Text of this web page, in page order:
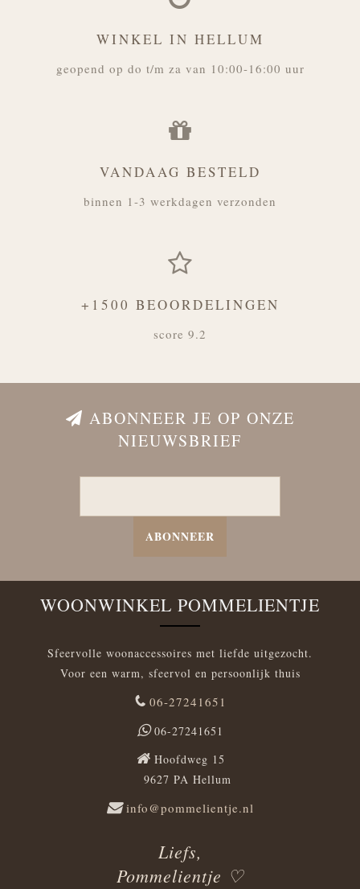
WINKEL IN HELLUM
geopend op do t/m za van 10:00-16:00 uur
VANDAAG BESTELD
binnen 1-3 werkdagen verzonden
+1500 BEOORDELINGEN
score 9.2
ABONNEER JE OP ONZE
NIEUWSBRIEF
ABONNEER
WOONWINKEL POMMELIENTJE
Sfeervolle woonaccessoires met liefde uitgezocht.
Voor een warm, sfeervol en persoonlijk thuis
06-27241651
06-27241651
Hoofdweg 15
9627 PA Hellum
info@pommelientje.nl
Liefs,
Pommelientje ♡